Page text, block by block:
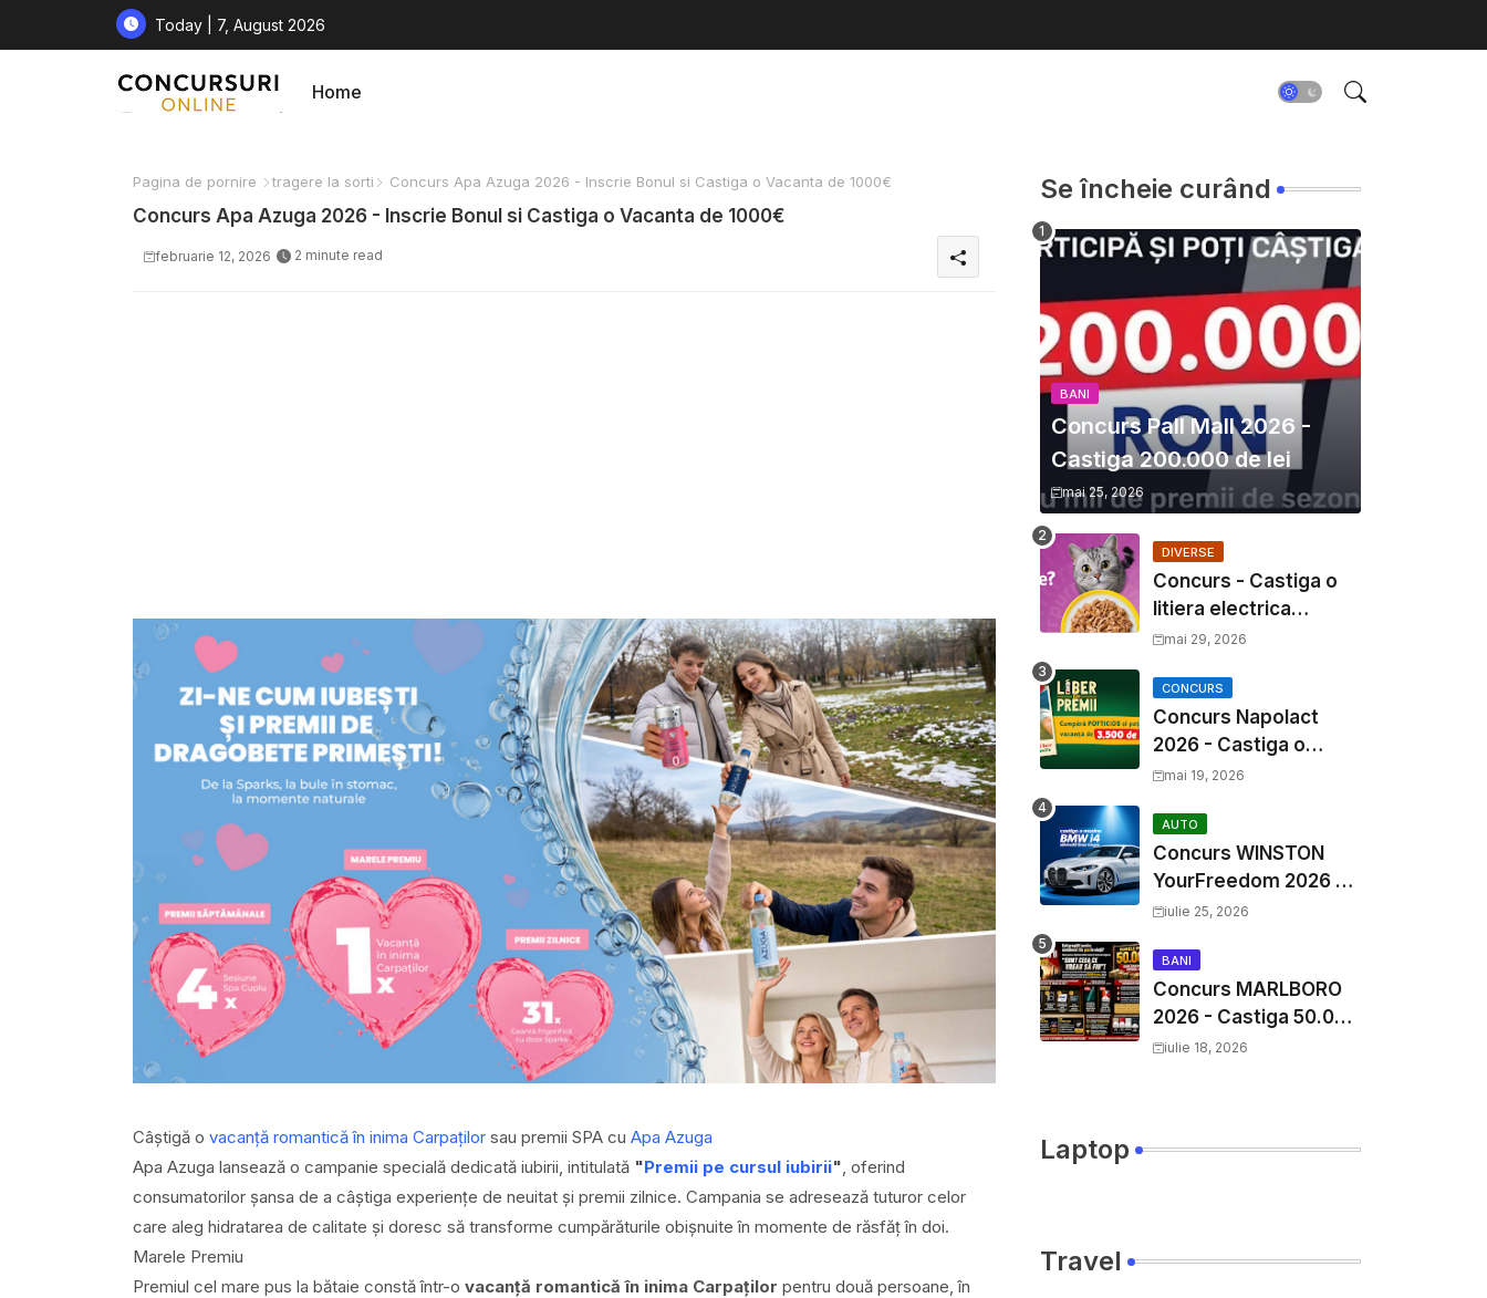
Today | 7, August 2026
Home
Pagina de pornire tragere la sorti Concurs Apa Azuga 2026 - Inscrie Bonul si Castiga o Vacanta de 1000€
Concurs Apa Azuga 2026 - Inscrie Bonul si Castiga o Vacanta de 1000€
februarie 12, 2026 2 minute read
Câștigă o vacanță romantică în inima Carpațilorsau premii SPA cu Apa Azuga
Apa Azuga lansează o campanie specială dedicată iubirii, intitulată "Premii pe cursul iubirii" , oferind
consumatorilor șansa de a câștiga experiențe de neuitat și premii zilnice. Campania se adresează tuturor celor
care aleg hidratarea de calitate și doresc să transforme cumpărăturile obișnuite în momente de răsfăț în doi.
Marele Premiu
Premiul cel mare pus la bătaie constă într-o vacanță romantică în inima Carpaților pentru două persoane, în
Se încheie curând
BANI
Concurs Pall Mall 2026 -
Castiga 200.000 de lei
mai 25, 2026
DIVERSE
Concurs - Castiga o
litiera electrica
Whiskas
mai 29, 2026
CONCURS
Concurs Napolact
2026 - Castiga o
Vacanta de Familie de
mai 19, 2026
AUTO
Concurs WINSTON
YourFreedom 2026 -
Castiga o masina
premii cash
iulie 25, 2026
BANI
Concurs MARLBORO
2026 - Castiga 50.000
EURO pe
iulie 18, 2026
Laptop
Travel